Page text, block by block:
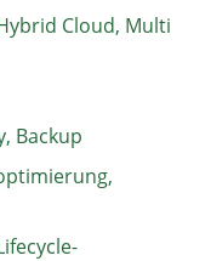
Cloud, Multi
Backup